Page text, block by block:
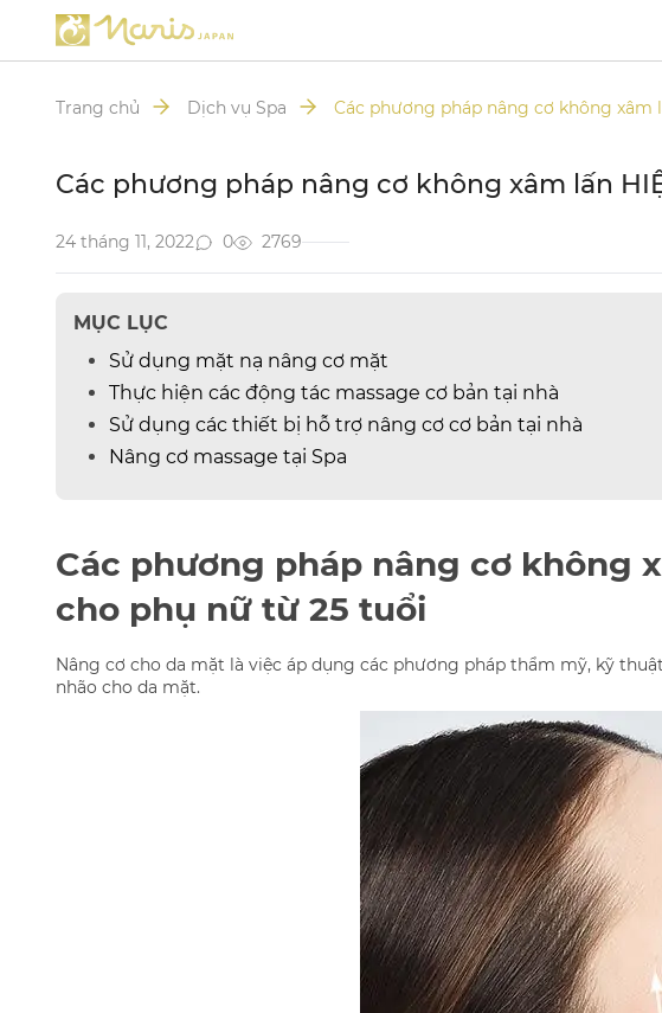
Trang chủ Dịch vụ Spa Các phương pháp nâng cơ không xâm
Các phương pháp nâng cơ không xâm lấn
24 tháng 11, 2022 0 2769
MỤC LỤC
Sử dụng mặt nạ nâng cơ mặt
Thực hiện các động tác massage cơ bản tại nhà
Sử dụng các thiết bị hỗ trợ nâng cơ cơ bản tại nhà
Nâng cơ massage tại Spa
Các phương pháp nâng cơ không
cho phụ nữ từ 25 tuổi
Nâng cơ cho da mặt là việc áp dụng các phương pháp thẩm mỹ, kỹ
nhão cho da mặt.